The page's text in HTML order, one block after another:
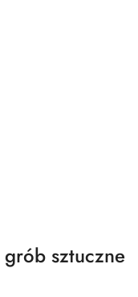
sztuczne